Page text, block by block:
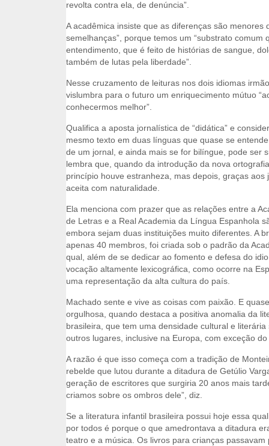
revolta contra ela, de denúncia”.
A acadêmica insiste que as diferenças são menores
semelhanças”, porque temos um “substrato comum
entendimento, que é feito de histórias de sangue,
também de lutas pela liberdade”.
Nesse cruzamento de leituras nos dois idiomas
vislumbra para o futuro um enriquecimento mútuo
conhecermos melhor”.
Qualifica a aposta jornalística de “didática” e
mesmo texto em duas línguas que quase se
de um jornal, e ainda mais se for bilíngue, pode ser
lembra que, quando da introdução da nova
princípio houve estranheza, mas depois, graças aos
aceita com naturalidade.
Ela menciona com prazer que as relações entre a
de Letras e a Real Academia da Língua Espanhola
embora sejam duas instituições muito diferentes. A
apenas 40 membros, foi criada sob o padrão da
qual, além de se dedicar ao fomento e defesa do
vocação altamente lexicográfica, como ocorre na
uma representação da alta cultura do país.
Machado sente e vive as coisas com paixão. E
orgulhosa, quando destaca a positiva anomalia da
brasileira, que tem uma densidade cultural e
outros lugares, inclusive na Europa, com exceção
A razão é que isso começa com a tradição de
rebelde que lutou durante a ditadura de Getúlio
geração de escritores que surgiria 20 anos mais
criamos sobre os ombros dele”, diz.
Se a literatura infantil brasileira possui hoje essa
por todos é porque o que amedrontava a ditadura
teatro e a música. Os livros para crianças passavam